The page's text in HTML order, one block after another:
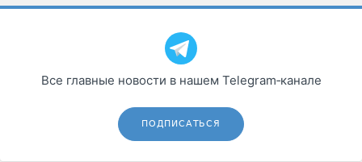
Все главные новости в нашем Telegram‑канале
ПОДПИСАТЬСЯ